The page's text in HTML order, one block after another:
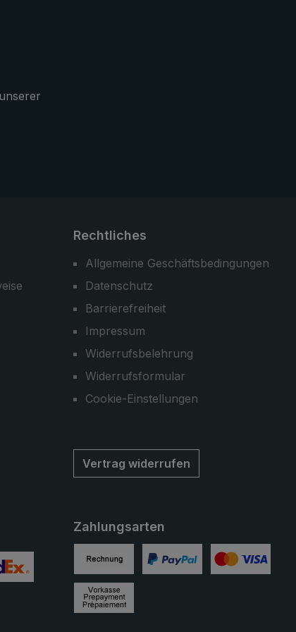
Rechtliches
Allgemeine Geschäftsbedingungen
Datenschutz
Barrierefreiheit
Impressum
Widerrufsbelehrung
Widerrufsformular
Cookie-Einstellungen
Vertrag widerrufen
Bild 3
Zahlungsarten
Rechnung